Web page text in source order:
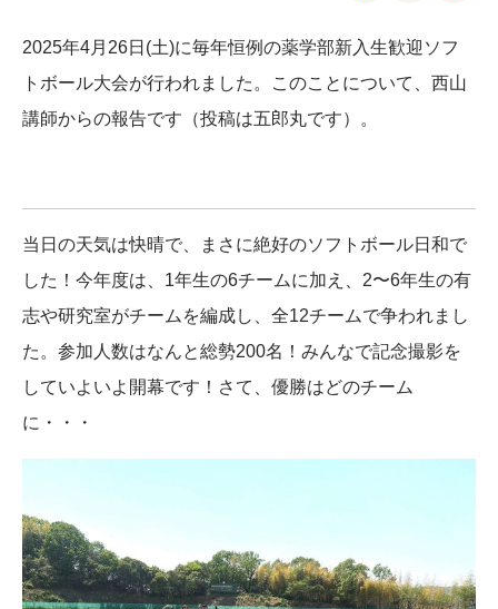
2025年4月26日(土)に毎年恒例の薬学部新入生歓迎ソフ
トボール大会が行われました。このことについて、西山
講師からの報告です（投稿は五郎丸です）。
当日の天気は快晴で、まさに絶好のソフトボール日和で
した！今年度は、1年生の6チームに加え、2〜6年生の有
志や研究室がチームを編成し、全12チームで争われまし
た。参加人数はなんと総勢200名！みんなで記念撮影を
していよいよ開幕です！さて、優勝はどのチーム
に・・・